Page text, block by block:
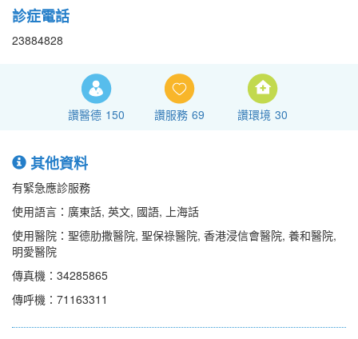
診症電話
23884828
讚醫德 150 讚服務 69 讚環境 30
其他資料
有緊急應診服務
使用語言：廣東話, 英文, 國語, 上海話
使用醫院：聖德肋撒醫院, 聖保祿醫院, 香港浸信會醫院, 養和醫院,
明愛醫院
傳真機：34285865
傳呼機：71163311